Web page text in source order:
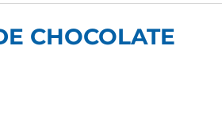
CHOCOLATE